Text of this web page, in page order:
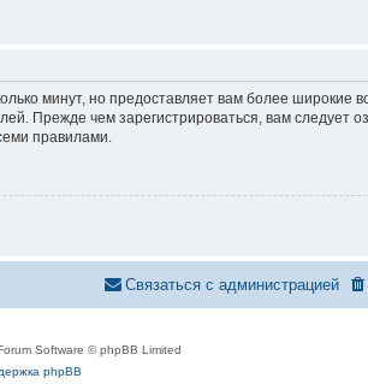
минут, но предоставляет вам более широкие
Прежде чем зарегистрироваться, вам следует
правилами.
Связаться с администрацией
Software © phpBB Limited
phpBB